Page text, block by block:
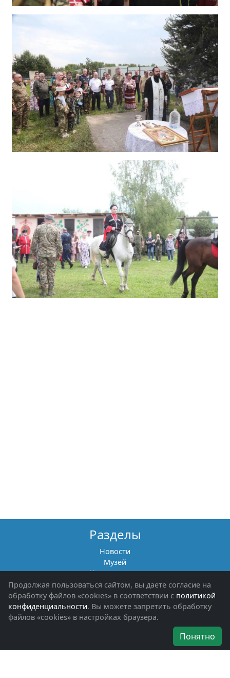
Разделы
Новости
Музей
Книги памяти
Фотоальбомы
Обращения граждан
Помощь участникам СВО и их семьям
Об организации
Наши награды
Продолжая пользоваться сайтом, вы даете согласие на
обработку файлов «cookies» в соответствии с политикой
конфиденциальности. Вы можете запретить обработку
файлов «cookies» в настройках браузера.
Понятно